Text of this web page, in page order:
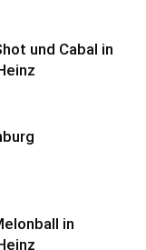
und Cabal in
in